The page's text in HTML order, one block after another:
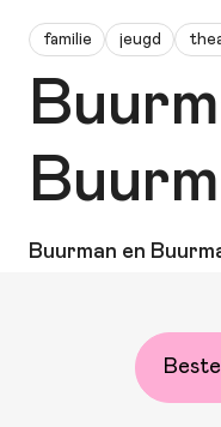
familie jeugd
Buurman en